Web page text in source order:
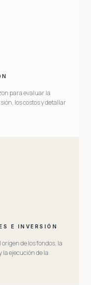
para evaluar la
los costos y detallar
E INVERSIÓN
de los fondos, la
ejecución de la